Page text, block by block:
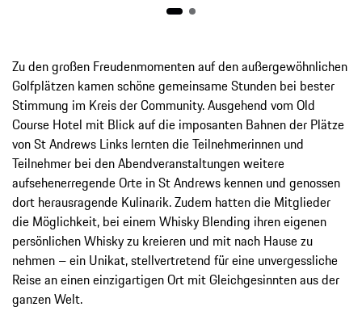
Zu den großen Freudenmomenten auf den außergewöhnlichen
Golfplätzen kamen schöne gemeinsame Stunden bei bester
Stimmung im Kreis der Community. Ausgehend vom Old
Course Hotel mit Blick auf die imposanten Bahnen der Plätze
von St Andrews Links lernten die Teilnehmerinnen und
Teilnehmer bei den Abendveranstaltungen weitere
aufsehenerregende Orte in St Andrews kennen und genossen
dort herausragende Kulinarik. Zudem hatten die Mitglieder
die Möglichkeit, bei einem Whisky Blending ihren eigenen
persönlichen Whisky zu kreieren und mit nach Hause zu
nehmen – ein Unikat, stellvertretend für eine unvergessliche
Reise an einen einzigartigen Ort mit Gleichgesinnten aus der
ganzen Welt.